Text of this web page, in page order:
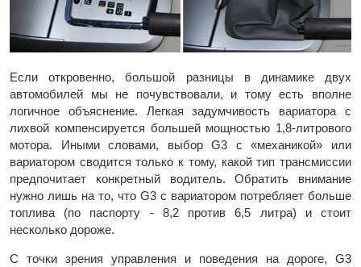
Если откровенно, большой разницы в динамике двух
автомобилей мы не почувствовали, и тому есть вполне
логичное объяснение. Легкая задумчивость вариатора с
лихвой компенсируется большей мощностью 1,8-литрового
мотора. Иными словами, выбор G3 с «механикой» или
вариатором сводится только к тому, какой тип трансмиссии
предпочитает конкретный водитель. Обратить внимание
нужно лишь на то, что G3 с вариатором потребляет больше
топлива (по паспорту - 8,2 против 6,5 литра) и стоит
несколько дороже.
С точки зрения управления и поведения на дороге, G3